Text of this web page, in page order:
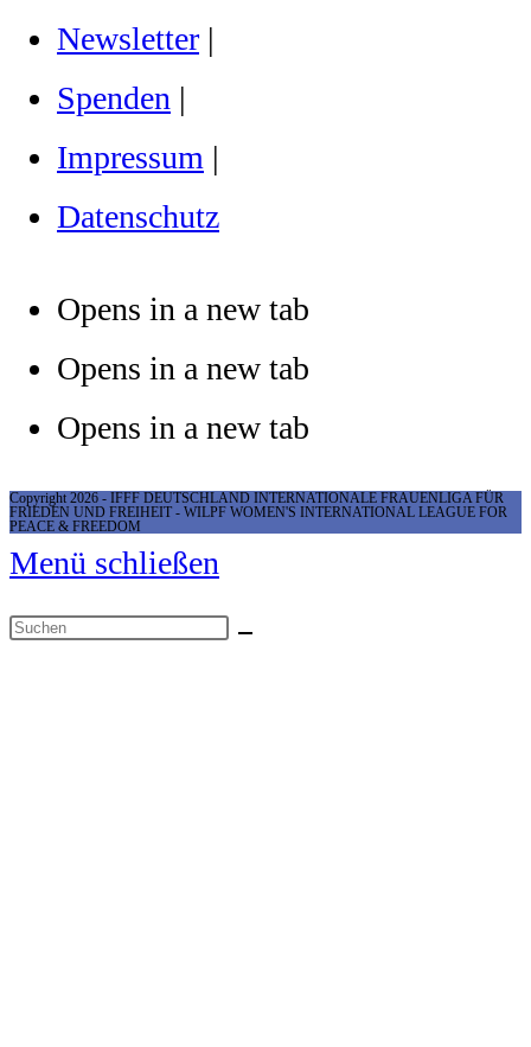
Newsletter |
Spenden |
Impressum |
Datenschutz
Opens in a new tab
Opens in a new tab
Opens in a new tab
Copyright 2026 - IFFF DEUTSCHLAND INTERNATIONALE FRAUENLIGA FÜR
FRIEDEN UND FREIHEIT - WILPF WOMEN'S INTERNATIONAL LEAGUE FOR
PEACE & FREEDOM
Menü schließen